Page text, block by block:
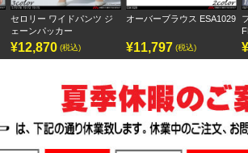
オーバーブラウス ESA1029
¥11,797 (税込)
フォーク オーバーブラウス
¥15,730 (税込)